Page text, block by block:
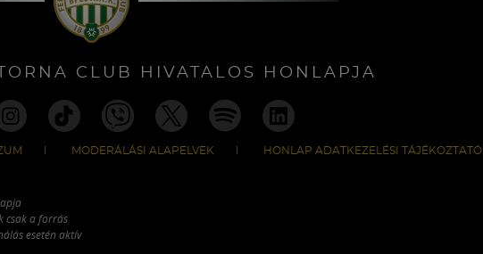
CLUB HIVATALOS HONLAPJA
MODERÁLÁSI ALAPELVEK HONLAP ADATKEZELÉSI TÁJÉKOZTATÓ
csak a forrás
esetén aktív